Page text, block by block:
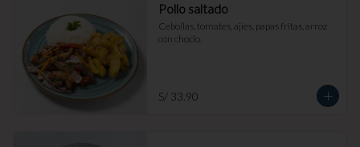
Pollo saltado
Cebollas, tomates, ajíes, papas fritas, arroz
con choclo.
S/ 33.90